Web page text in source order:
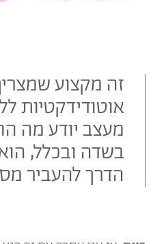
זה מקצוע
אוטודידקטיות
מעצב יודע מה
בשדה ובכלל,
הדרך להעביר